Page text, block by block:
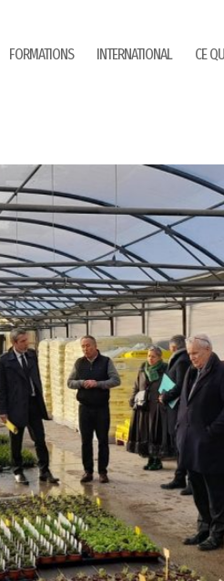
FORMATIONS INTERNATIONAL CE